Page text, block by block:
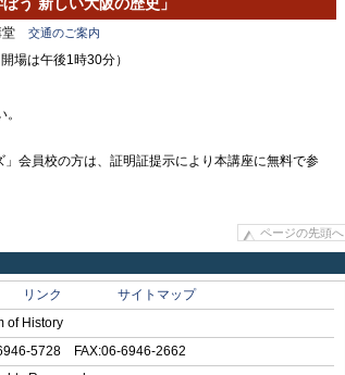
堂 交通のご案内
場は午後1時30分）
会員校の方は、証明証提示により本講座に無料で参
ページの先頭へ
リンク
サイトマップ
of History
5728 FAX:06-6946-2662